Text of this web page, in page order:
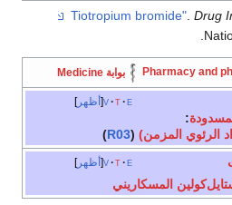
. Drug
بوابة Medicine
أظهر v t e
:
الرئوي المزمن) (
R03
)
أظهر v t e
المسكاريني